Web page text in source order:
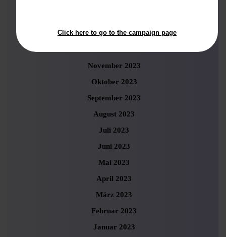
Februar 2024
November 2023
Oktober 2023
September 2023
August 2023
Juli 2023
Juni 2023
Mai 2023
April 2023
März 2023
Februar 2023
Januar 2023
Click here to go to the campaign page